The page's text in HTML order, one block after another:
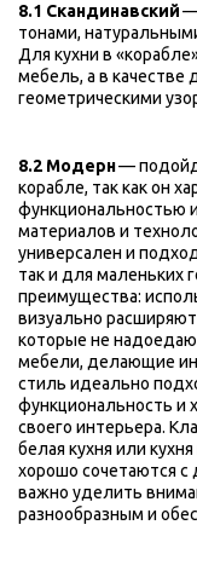
8.1 Скандинавский —
тонами,
Для кухни в
мебель, а в качестве
геометрическими
8.2 Модерн —
корабле, так как он
функциональностью
материалов и
универсален и
так и для маленьких
преимущества:
визуально
которые не
мебели, делающие
стиль идеально
функциональность и
своего интерьера.
белая кухня или
хорошо сочетаются
важно уделить
разнообразным и